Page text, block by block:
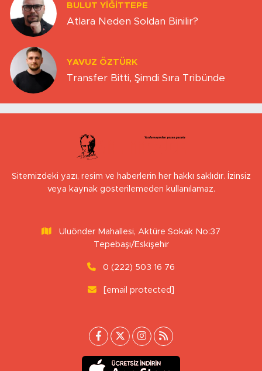
BULUT YİĞİTTEPE
Atlara Neden Soldan Binilir?
YAVUZ ÖZTÜRK
Transfer Bitti, Şimdi Sıra Tribünde
Sitemizdeki yazı, resim ve haberlerin her hakkı saklıdır. İzinsiz
veya kaynak gösterilemeden kullanılamaz.
Uluönder Mahallesi, Aktüre Sokak No:37
Tepebaşı/Eskişehir
0 (222) 503 16 76
[email protected]